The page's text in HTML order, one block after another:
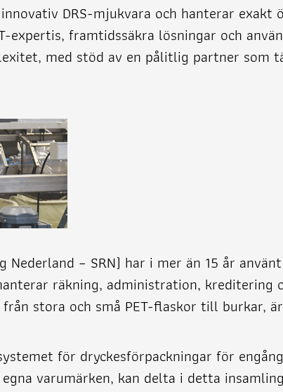
DRS-mjukvara och hanterar exakt
expertis, framtidssäkra lösningar och
med stöd av en pålitlig partner som
– SRN) har i mer än 15 år
räkning, administration, kreditering
stora och små PET-flaskor till burkar,
för dryckesförpackningar för
varumärken, kan delta i detta